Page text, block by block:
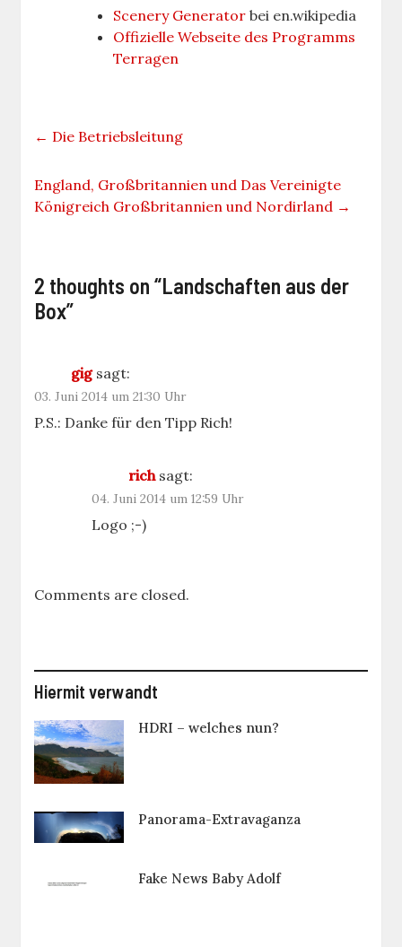
Scenery Generator bei en.wikipedia
Offizielle Webseite des Programms
Terragen
← Die Betriebsleitung
England, Großbritannien und Das Vereinigte
Königreich Großbritannien und Nordirland →
2 thoughts on “Landschaften aus der
Box”
gig sagt:
03. Juni 2014 um 21:30 Uhr
P.S.: Danke für den Tipp Rich!
rich sagt:
04. Juni 2014 um 12:59 Uhr
Logo ;-)
Comments are closed.
Hiermit verwandt
HDRI – welches nun?
Panorama-Extravaganza
Fake News Baby Adolf